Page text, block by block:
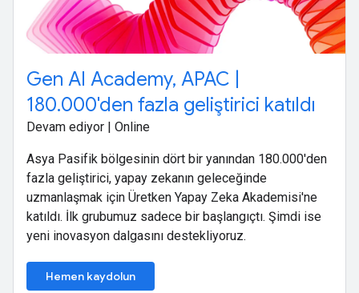
Gen AI Academy, APAC |
180.000'den fazla geliştirici katıldı
Devam ediyor | Online
Asya Pasifik bölgesinin dört bir yanından 180.000'den
fazla geliştirici, yapay zekanın geleceğinde
uzmanlaşmak için Üretken Yapay Zeka Akademisi'ne
katıldı. İlk grubumuz sadece bir başlangıçtı. Şimdi ise
yeni inovasyon dalgasını destekliyoruz.
Hemen kaydolun